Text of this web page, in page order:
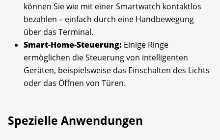
können Sie wie mit einer Smartwatch kontaktlos
bezahlen – einfach durch eine Handbewegung
über das Terminal.
Smart-Home-Steuerung: Einige Ringe
ermöglichen die Steuerung von intelligenten
Geräten, beispielsweise das Einschalten des Lichts
oder das Öffnen von Türen.
Spezielle Anwendungen